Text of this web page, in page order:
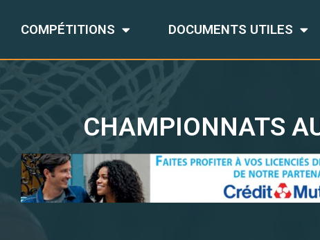
COMPÉTITIONS DOCUMENTS UTILES
CHAMPIONNATS